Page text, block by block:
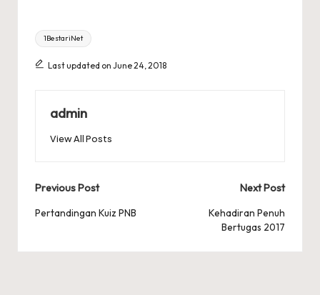
Tags:
1BestariNet
Last updated on June 24, 2018
admin
View All Posts
Post
navigation
Previous Post
Pertandingan Kuiz PNB
Next Post
Kehadiran Penuh
Bertugas 2017